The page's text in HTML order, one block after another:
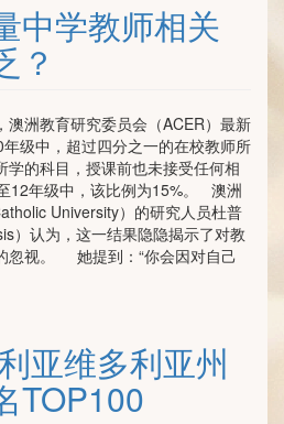
中学教师相关
？
澳洲教育研究委员会（ACER）最新
级中，超过四分之一的在校教师所
学的科目，授课前也未接受任何相
12年级中，该比例为15%。 澳洲
University）的研究人员杜普
）认为，这一结果隐隐揭示了对教
忽视。 她提到：“你会因对自己
亚维多利亚州
TOP100